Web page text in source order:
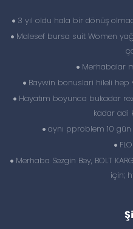
3 yıl oldu hala bir dönüş
Malesef bursa suit Women
Merhabalar
Baywin bonuslari hileli
Hayatım boyunca bukadar
kadar adi
aynı pproblem 10
FLO
Merhaba Sezgin Bey, BOLT
için;